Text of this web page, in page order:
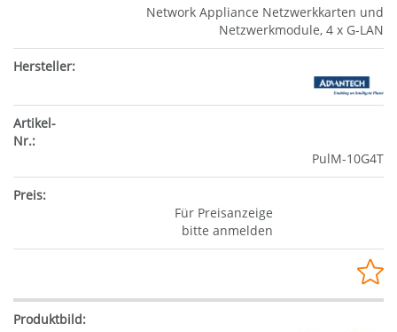
Network Appliance Netzwerkkarten und
Netzwerkmodule, 4 x G-LAN
PulM-10G4T
Für Preisanzeige
bitte anmelden